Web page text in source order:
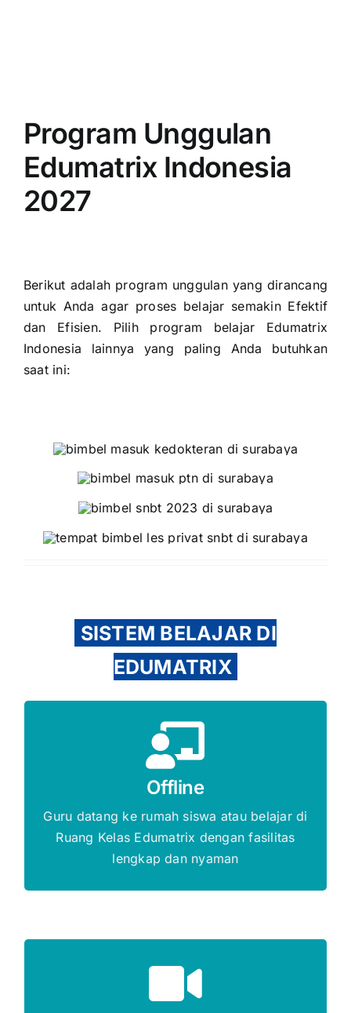
Program Unggulan
Edumatrix Indonesia
2027
Berikut adalah program unggulan yang dirancang
untuk Anda agar proses belajar semakin Efektif
dan Efisien. Pilih program belajar Edumatrix
Indonesia lainnya yang paling Anda butuhkan
saat ini:
SISTEM BELAJAR DI
EDUMATRIX
Offline
Guru datang ke rumah siswa atau belajar di
Ruang Kelas Edumatrix dengan fasilitas
lengkap dan nyaman
Gratis Biaya Pendaftaran
DAFTAR SEKARANG